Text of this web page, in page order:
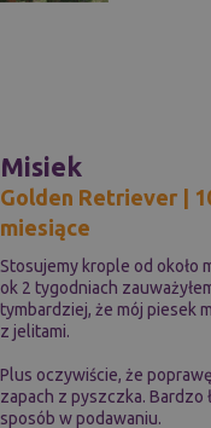
Misiek
Golden Retriever |
miesiące
Stosujemy krople od około
ok 2 tygodniach
tymbardziej, że mój piesek
z jelitami.
Plus oczywiście, że
zapach z pyszczka. Bardzo
sposób w podawaniu.